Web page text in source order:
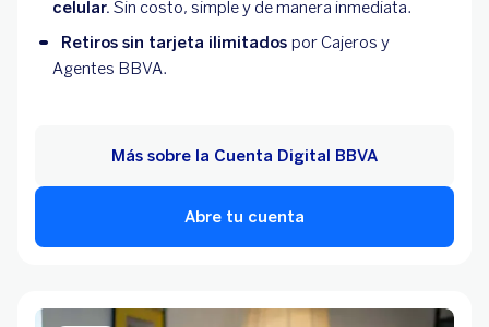
celular. Sin costo, simple y de manera inmediata.
Retiros sin tarjeta ilimitados por Cajeros y
Agentes BBVA.
Abre tu cuenta
Más sobre la Cuenta Digital BBVA